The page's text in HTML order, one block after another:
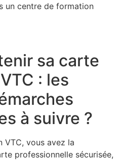
un centre de formation
sa carte
: les
à suivre ?
VTC, vous avez la
professionnelle sécurisée,